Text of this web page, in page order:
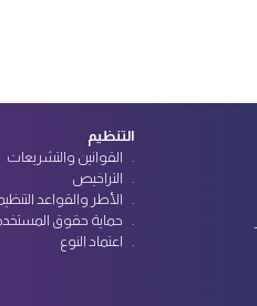
التنظيم
القوانين والتشريعات
التراخيص
الأطر والقواعد
حماية حقوق
اعتماد النوع